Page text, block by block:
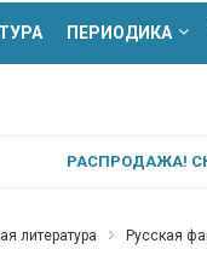
ПЕРИОДИКА
РАСПРОДАЖА!
литература Русская